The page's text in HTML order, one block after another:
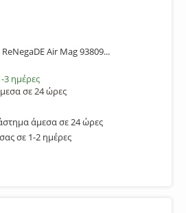
Air Mag 93809...
3 ημέρες
σε 24 ώρες
άμεσα σε 24 ώρες
σε 1-2 ημέρες